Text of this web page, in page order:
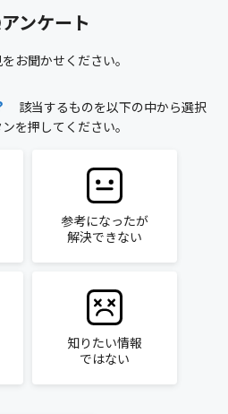
ンケート
お聞かせください。
該当するものを以下の中から選択
を押してください。
参考になったが
解決できない
知りたい情報
ではない